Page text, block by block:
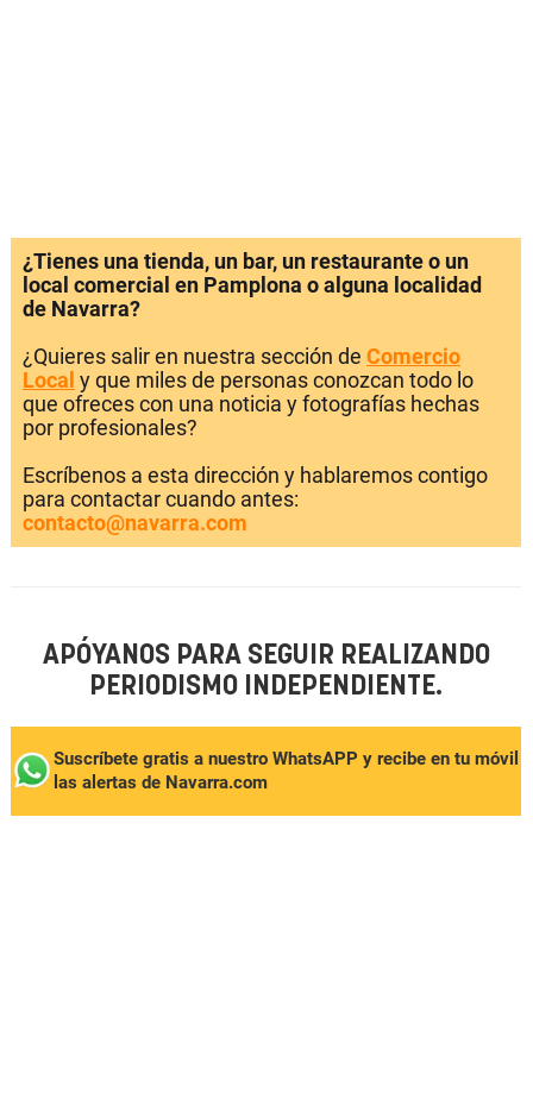
¿Tienes una tienda, un bar, un restaurante o un
local comercial en Pamplona o alguna localidad
de Navarra?
¿Quieres salir en nuestra sección de Comercio
Local y que miles de personas conozcan todo lo
que ofreces con una noticia y fotografías hechas
por profesionales?
Escríbenos a esta dirección y hablaremos contigo
para contactar cuando antes:
contacto@navarra.com
APÓYANOS PARA SEGUIR REALIZANDO
PERIODISMO INDEPENDIENTE.
Suscríbete gratis a nuestro WhatsAPP y recibe en tu móvil
las alertas de Navarra.com